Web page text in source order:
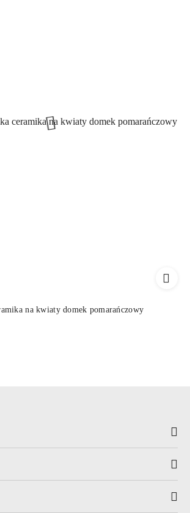
na kwiaty domek pomarańczowy